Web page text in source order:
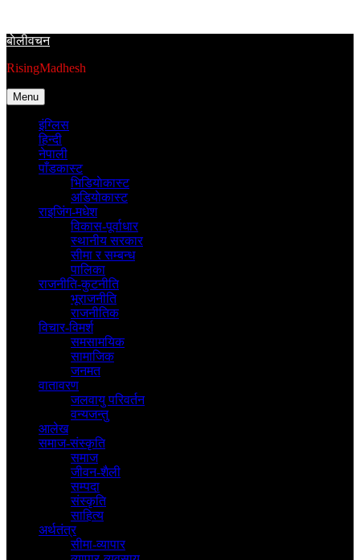
content
बाेलीवचन
RisingMadhesh
Menu
इंग्लिस
हिन्दी
नेपाली
पाँडकास्ट
भिडियाेकास्ट
अडियाेकास्ट
राइजिंग-मधेश
विकास-पूर्वाधार
स्थानीय सरकार
सीमा र सम्बन्ध
पालिका
राजनीति-कुटनीति
भूराजनीति
राजनीतिक
विचार-विमर्श
समसामयिक
सामाजिक
जनमत
वातावरण
जलवायु परिवर्तन
वन्यजन्तु
आलेख
समाज-संस्कृति
समाज
जीवन-शैली
सम्पदा
संस्कृति
साहित्य
अर्थतंत्र
सीमा-व्यापार